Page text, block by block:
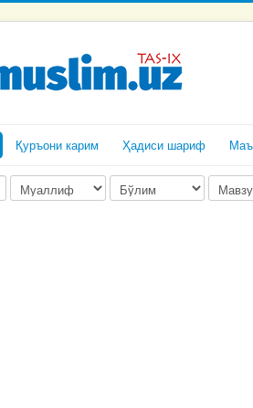
Қуръони карим Ҳадиси шариф